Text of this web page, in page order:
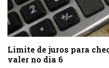
Limite de juros para
valer no dia 6